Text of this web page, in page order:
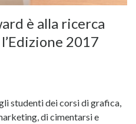
è alla ricerca
2017
studenti dei corsi di grafica,
di cimentarsi e